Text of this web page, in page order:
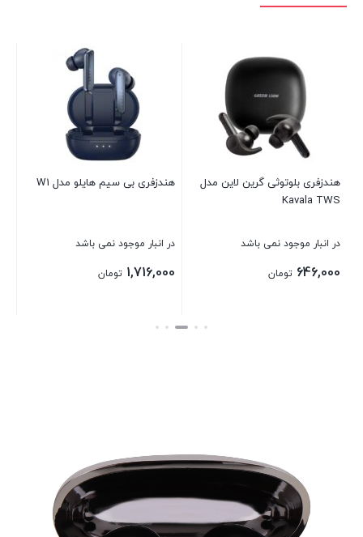
هندزفری بلوتوثی گرین لاین مدل
Kavala TWS
در انبار موجود نمی باشد
646,000 تومان
هندزفری بی سیم هایلو مدل W1
در انبار موجود نمی باشد
1,716,000 تومان
بستن